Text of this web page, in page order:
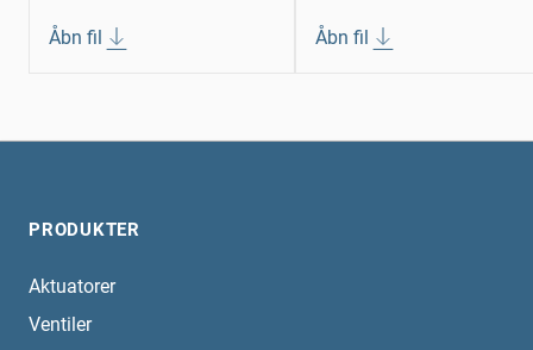
Åbn fil Åbn fil
PRODUKTER
Aktuatorer
Ventiler